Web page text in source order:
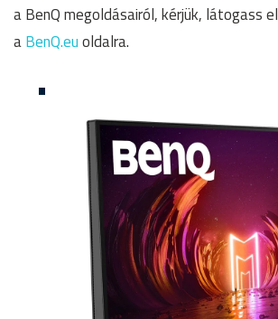
a BenQ megoldásairól, kérjük, látogass el
aBenQ.euoldalra.